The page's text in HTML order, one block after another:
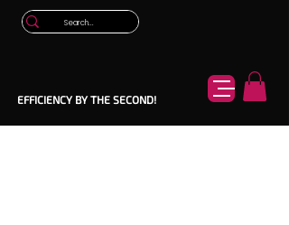
EFFICIENCY BY THE SECOND!